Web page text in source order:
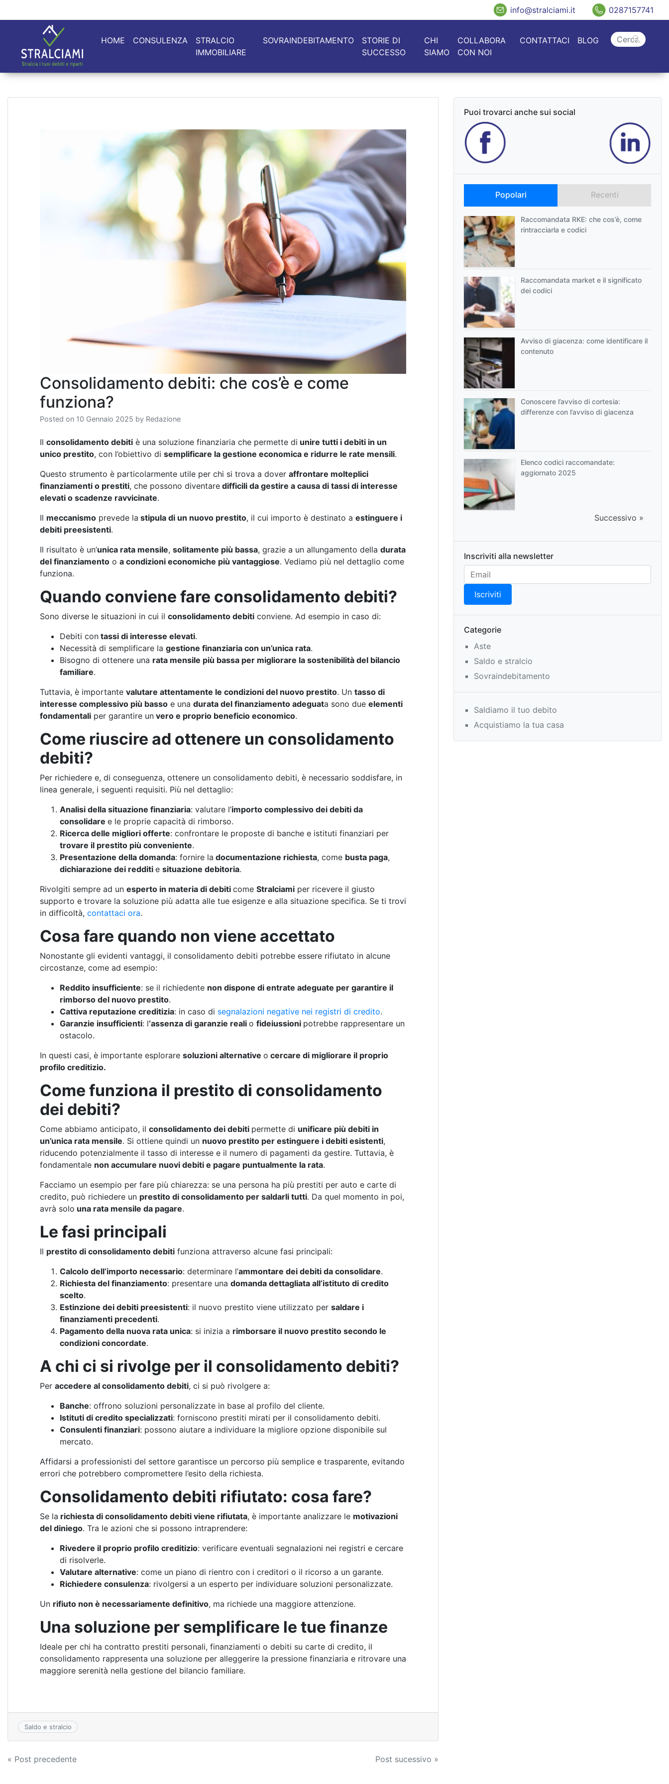
info@stralciami.it 0287157741
HOME CONSULENZA
STRALCIO
IMMOBILIARE
SOVRAINDEBITAMENTO
STORIE DI
SUCCESSO
CHI
SIAMO
COLLABORA
CON NOI
CONTATTACI BLOG
Consolidamento debiti: che cos’è e come
funziona?
Posted on 10 Gennaio 2025 by Redazione
Il consolidamento debiti è una soluzione finanziaria che permette di unire tutti i debiti in un
unico prestito, con l’obiettivo di semplificare la gestione economica e ridurre le rate mensili.
Questo strumento è particolarmente utile per chi si trova a dover affrontare molteplici
finanziamenti o prestiti, che possono diventare difficili da gestire a causa di tassi di interesse
elevati o scadenze ravvicinate.
Il meccanismo prevede la stipula di un nuovo prestito, il cui importo è destinato a estinguere i
debiti preesistenti.
Il risultato è un’unica rata mensile, solitamente più bassa, grazie a un allungamento della durata
del finanziamento o a condizioni economiche più vantaggiose. Vediamo più nel dettaglio come
funziona.
Quando conviene fare consolidamento debiti?
Sono diverse le situazioni in cui il consolidamento debiti conviene. Ad esempio in caso di:
Debiti con tassi di interesse elevati.
Necessità di semplificare la gestione finanziaria con un’unica rata.
Bisogno di ottenere una rata mensile più bassa per migliorare la sostenibilità del bilancio
familiare.
Tuttavia, è importante valutare attentamente le condizioni del nuovo prestito. Un tasso di
interesse complessivo più basso e una durata del finanziamento adeguata sono due elementi
fondamentali per garantire un vero e proprio beneficio economico.
Come riuscire ad ottenere un consolidamento
debiti?
Per richiedere e, di conseguenza, ottenere un consolidamento debiti, è necessario soddisfare, in
linea generale, i seguenti requisiti. Più nel dettaglio:
Analisi della situazione finanziaria: valutare l’importo complessivo dei debiti da
consolidare e le proprie capacità di rimborso.
Ricerca delle migliori offerte: confrontare le proposte di banche e istituti finanziari per
trovare il prestito più conveniente.
Presentazione della domanda: fornire la documentazione richiesta, come busta paga,
dichiarazione dei redditi e situazione debitoria.
Rivolgiti sempre ad un esperto in materia di debiti come Stralciami per ricevere il giusto
supporto e trovare la soluzione più adatta alle tue esigenze e alla situazione specifica. Se ti trovi
in difficoltà, contattaci ora.
Cosa fare quando non viene accettato
Nonostante gli evidenti vantaggi, il consolidamento debiti potrebbe essere rifiutato in alcune
circostanze, come ad esempio:
Reddito insufficiente: se il richiedente non dispone di entrate adeguate per garantire il
rimborso del nuovo prestito.
Cattiva reputazione creditizia: in caso di segnalazioni negative nei registri di credito.
Garanzie insufficienti: l‘assenza di garanzie reali o fideiussioni potrebbe rappresentare un
ostacolo.
In questi casi, è importante esplorare soluzioni alternative o cercare di migliorare il proprio
profilo creditizio.
Come funziona il prestito di consolidamento
dei debiti?
Come abbiamo anticipato, il consolidamento dei debiti permette di unificare più debiti in
un’unica rata mensile. Si ottiene quindi un nuovo prestito per estinguere i debiti esistenti,
riducendo potenzialmente il tasso di interesse e il numero di pagamenti da gestire. Tuttavia, è
fondamentale non accumulare nuovi debiti e pagare puntualmente la rata.
Facciamo un esempio per fare più chiarezza: se una persona ha più prestiti per auto e carte di
credito, può richiedere un prestito di consolidamento per saldarli tutti. Da quel momento in poi,
avrà solo una rata mensile da pagare.
Le fasi principali
Il prestito di consolidamento debiti funziona attraverso alcune fasi principali:
Calcolo dell’importo necessario: determinare l’ammontare dei debiti da consolidare.
Richiesta del finanziamento: presentare una domanda dettagliata all’istituto di credito
scelto.
Estinzione dei debiti preesistenti: il nuovo prestito viene utilizzato per saldare i
finanziamenti precedenti.
Pagamento della nuova rata unica: si inizia a rimborsare il nuovo prestito secondo le
condizioni concordate.
A chi ci si rivolge per il consolidamento debiti?
Per accedere al consolidamento debiti, ci si può rivolgere a:
Banche: offrono soluzioni personalizzate in base al profilo del cliente.
Istituti di credito specializzati: forniscono prestiti mirati per il consolidamento debiti.
Consulenti finanziari: possono aiutare a individuare la migliore opzione disponibile sul
mercato.
Affidarsi a professionisti del settore garantisce un percorso più semplice e trasparente, evitando
errori che potrebbero compromettere l’esito della richiesta.
Consolidamento debiti rifiutato: cosa fare?
Se la richiesta di consolidamento debiti viene rifiutata, è importante analizzare le motivazioni
del diniego. Tra le azioni che si possono intraprendere:
Rivedere il proprio profilo creditizio: verificare eventuali segnalazioni nei registri e cercare
di risolverle.
Valutare alternative: come un piano di rientro con i creditori o il ricorso a un garante.
Richiedere consulenza: rivolgersi a un esperto per individuare soluzioni personalizzate.
Un rifiuto non è necessariamente definitivo, ma richiede una maggiore attenzione.
Una soluzione per semplificare le tue finanze
Ideale per chi ha contratto prestiti personali, finanziamenti o debiti su carte di credito, il
consolidamento rappresenta una soluzione per alleggerire la pressione finanziaria e ritrovare una
maggiore serenità nella gestione del bilancio familiare.
Saldo e stralcio
Navigazione
« Post precedente Post sucessivo »
Puoi trovarci anche sui social
Popolari Recenti
Raccomandata RKE: che cos’è, come
rintracciarla e codici
Raccomandata market e il significato
dei codici
Avviso di giacenza: come identificare il
contenuto
Conoscere l’avviso di cortesia:
differenze con l’avviso di giacenza
Elenco codici raccomandate:
aggiornato 2025
Successivo »
Inscriviti alla newsletter
Categorie
Aste
Saldo e stralcio
Sovraindebitamento
Saldiamo il tuo debito
Acquistiamo la tua casa